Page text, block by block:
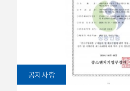
공지사항